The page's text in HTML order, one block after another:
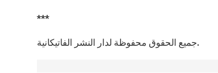
***
جميع الحقوق محفوظة لدار النشر الفاتيكانية.